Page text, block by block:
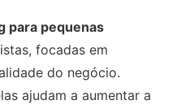
para pequenas
focadas em
do negócio.
ajudam a aumentar a